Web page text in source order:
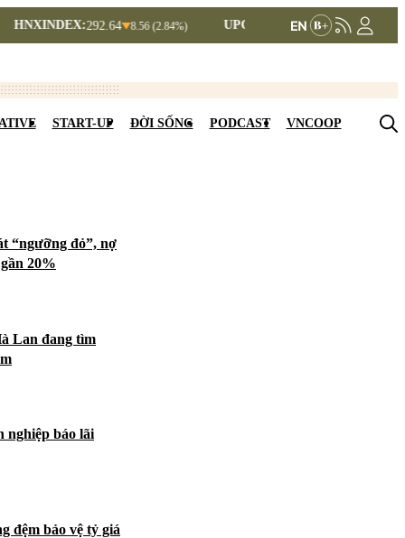
292.64 8.56 (2.84%) UPCOMINDEX: + 0.03 (+0.02%)
START-UP ĐỜI SỐNG PODCAST VNCOOP
“ngưỡng đỏ”, nợ
20%
Lan đang tìm
báo lãi
đệm bảo vệ tỷ giá